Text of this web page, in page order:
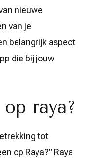
nieuwe
van je
belangrijk aspect
die bij jouw
raya?
tot
op Raya?” Raya